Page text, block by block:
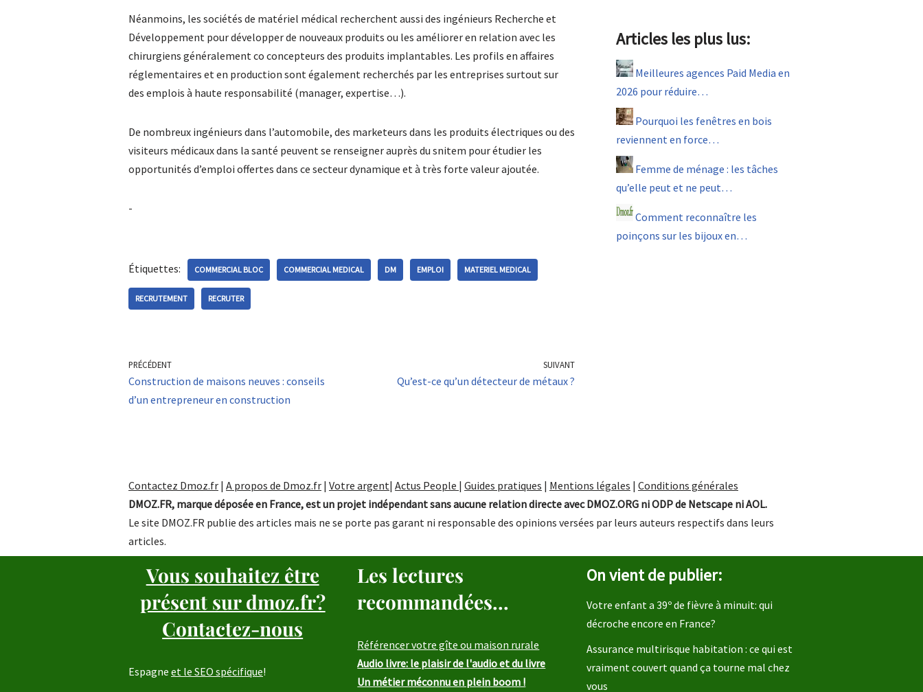
Néanmoins, les sociétés de matériel médical recherchent aussi des ingénieurs Recherche et
Développement pour développer de nouveaux produits ou les améliorer en relation avec les
chirurgiens généralement co concepteurs des produits implantables. Les profils en affaires
réglementaires et en production sont également recherchés par les entreprises surtout sur
des emplois à haute responsabilité (manager, expertise…).
De nombreux ingénieurs dans l’automobile, des marketeurs dans les produits électriques ou des
visiteurs médicaux dans la santé peuvent se renseigner auprès du snitem pour étudier les
opportunités d’emploi offertes dans ce secteur dynamique et à très forte valeur ajoutée.
-
Étiquettes: COMMERCIAL BLOC COMMERCIAL MEDICAL DM EMPLOI MATERIEL MEDICAL
RECRUTEMENT RECRUTER
PRÉCÉDENT
Construction de maisons neuves : conseils
d’un entrepreneur en construction
SUIVANT
Qu’est-ce qu’un détecteur de métaux ?
Articles les plus lus:
Meilleures agences Paid Media en
2026 pour réduire…
Pourquoi les fenêtres en bois
reviennent en force…
Femme de ménage : les tâches
qu’elle peut et ne peut…
Comment reconnaître les
poinçons sur les bijoux en…
Contactez Dmoz.fr | A propos de Dmoz.fr | Votre argent| Actus People | Guides pratiques | Mentions légales | Conditions générales
DMOZ.FR, marque déposée en France, est un projet indépendant sans aucune relation directe avec DMOZ.ORG ni ODP de Netscape ni AOL.
Le site DMOZ.FR publie des articles mais ne se porte pas garant ni responsable des opinions versées par leurs auteurs respectifs dans leurs
articles.
Vous souhaitez être
présent sur dmoz.fr?
Contactez-nous
Espagne et le SEO spécifique!
Les lectures
recommandées...
Référencer votre gîte ou maison rurale
Audio livre: le plaisir de l'audio et du livre
Un métier méconnu en plein boom !
On vient de publier:
Votre enfant a 39º de fièvre à minuit: qui
décroche encore en France?
Assurance multirisque habitation : ce qui est
vraiment couvert quand ça tourne mal chez
vous